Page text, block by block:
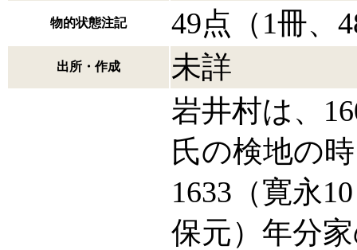
物的状態注記 49点（1冊、
出所・作成 未詳
岩井村は、
氏の検地の
1633（寛永
保元）年分